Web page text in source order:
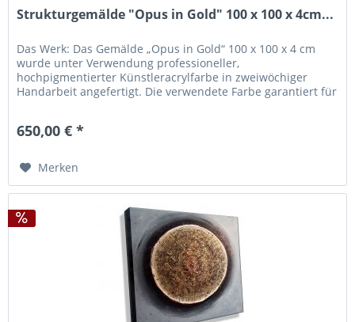
Strukturgemälde "Opus in Gold" 100 x 100 x 4cm...
Das Werk: Das Gemälde „Opus in Gold“ 100 x 100 x 4 cm
wurde unter Verwendung professioneller,
hochpigmentierter Künstleracrylfarbe in zweiwöchiger
Handarbeit angefertigt. Die verwendete Farbe garantiert für
650,00 € *
Merken